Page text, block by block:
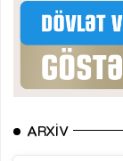
ARXIV